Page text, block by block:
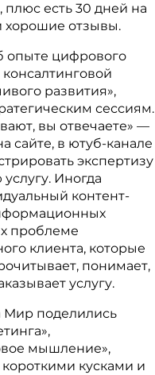
плюс есть 30 дней на
хорошие отзывы.
опыте цифрового
развития»,
сессиям.
вы отвечаете» —
сайте, в ютуб-канале
экспертизу
Иногда
контент-
проблеме
клиента, которые
понимает,
услугу.
Мир поделились
мышление»,
кусками и